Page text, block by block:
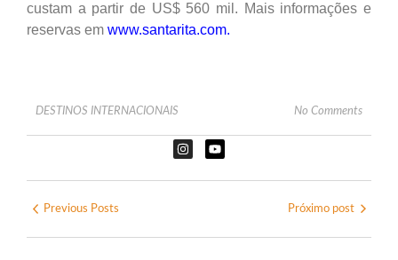
custam a partir de US$ 560 mil. Mais informações e
reservas em www.santarita.com.
DESTINOS INTERNACIONAIS No Comments
Previous Posts Próximo post